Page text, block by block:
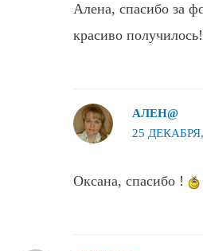
Алена, спасибо за
красиво получилось!
АЛЕН@
25
Оксана, спасибо !